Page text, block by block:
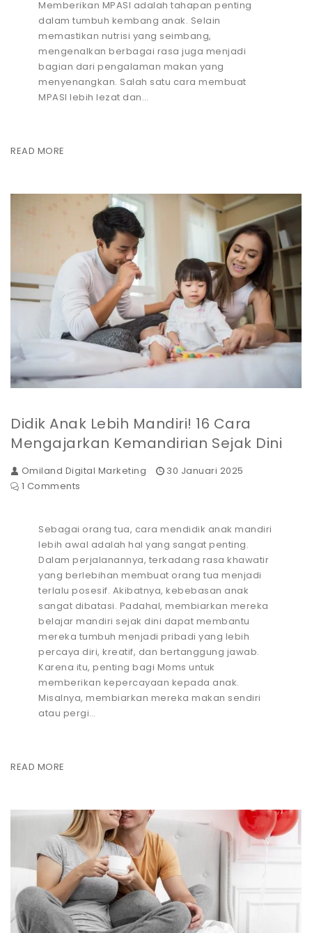
Memberikan MPASI adalah tahapan penting
dalam tumbuh kembang anak. Selain
memastikan nutrisi yang seimbang,
mengenalkan berbagai rasa juga menjadi
bagian dari pengalaman makan yang
menyenangkan. Salah satu cara membuat
MPASI lebih lezat dan…
READ MORE
Didik Anak Lebih Mandiri! 16 Cara
Mengajarkan Kemandirian Sejak Dini
Omiland Digital Marketing
30 Januari 2025
1 Comments
Sebagai orang tua, cara mendidik anak mandiri
lebih awal adalah hal yang sangat penting.
Dalam perjalanannya, terkadang rasa khawatir
yang berlebihan membuat orang tua menjadi
terlalu posesif. Akibatnya, kebebasan anak
sangat dibatasi. Padahal, membiarkan mereka
belajar mandiri sejak dini dapat membantu
mereka tumbuh menjadi pribadi yang lebih
percaya diri, kreatif, dan bertanggung jawab.
Karena itu, penting bagi Moms untuk
memberikan kepercayaan kepada anak.
Misalnya, membiarkan mereka makan sendiri
atau pergi…
READ MORE